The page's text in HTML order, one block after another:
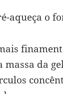
o
da